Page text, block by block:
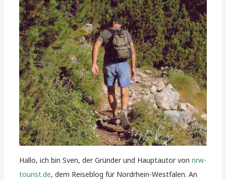
Hallo, ich bin Sven, der Gründer und Hauptautor vonnrw-
tourist.de, dem Reiseblog für Nordrhein-Westfalen. An